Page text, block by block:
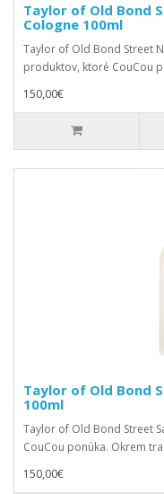
Taylor of Old Bond
Cologne 100ml
Taylor of Old Bond Street
produktov, ktoré CouCou
150,00€
Taylor of Old Bond
100ml
Taylor of Old Bond Street
CouCou ponúka. Okrem
150,00€